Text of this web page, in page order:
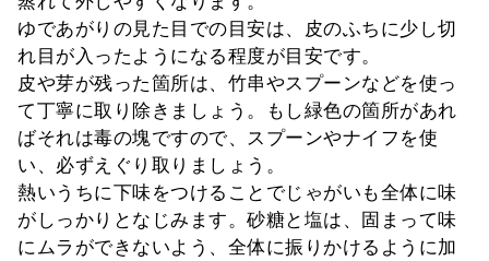
ゆであがりの見た目での目安は、皮のふちに少し切
れ目が入ったようになる程度が目安です。
皮や芽が残った箇所は、竹串やスプーンなどを使っ
て丁寧に取り除きましょう。もし緑色の箇所があれ
ばそれは毒の塊ですので、スプーンやナイフを使
い、必ずえぐり取りましょう。
熱いうちに下味をつけることでじゃがいも全体に味
がしっかりとなじみます。砂糖と塩は、固まって味
にムラができないよう、全体に振りかけるように加